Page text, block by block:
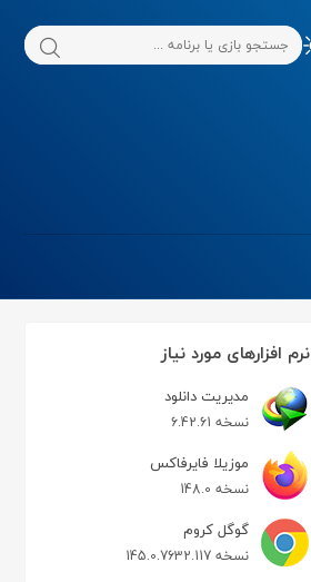
نرم افزارهای مورد نیاز
مدیریت دانلود
نسخه 6.42.61
موزیلا فایرفاکس
نسخه 148.0
گوگل کروم
نسخه 145.0.7632.117